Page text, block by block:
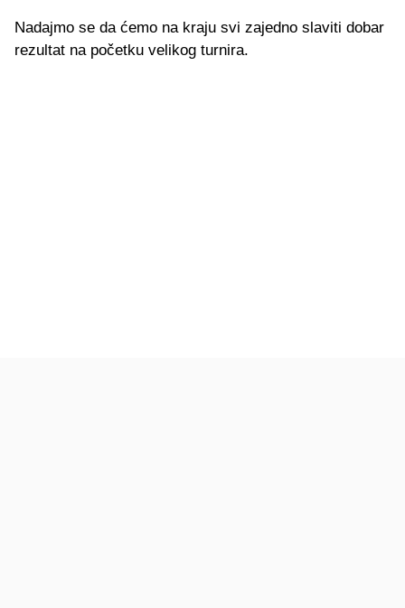
Nadajmo se da ćemo na kraju svi zajedno slaviti dobar
rezultat na početku velikog turnira.